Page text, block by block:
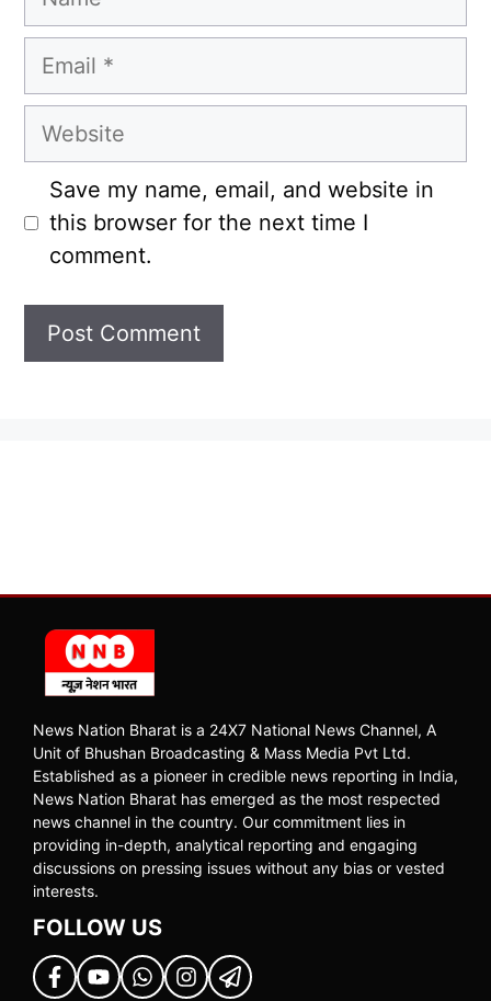
Email
Website
Save my name, email, and website in
this browser for the next time I
comment.
News Nation Bharat is a 24X7 National News Channel, A
Unit of Bhushan Broadcasting & Mass Media Pvt Ltd.
Established as a pioneer in credible news reporting in India,
News Nation Bharat has emerged as the most respected
news channel in the country. Our commitment lies in
providing in-depth, analytical reporting and engaging
discussions on pressing issues without any bias or vested
interests.
FOLLOW US